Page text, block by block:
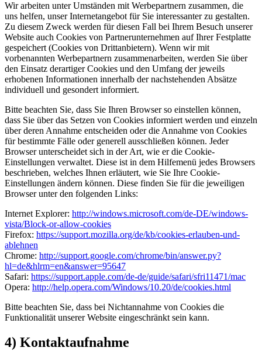
Wir arbeiten unter Umständen mit Werbepartnern zusammen, die
uns helfen, unser Internetangebot für Sie interessanter zu gestalten.
Zu diesem Zweck werden für diesen Fall bei Ihrem Besuch unserer
Website auch Cookies von Partnerunternehmen auf Ihrer Festplatte
gespeichert (Cookies von Drittanbietern). Wenn wir mit
vorbenannten Werbepartnern zusammenarbeiten, werden Sie über
den Einsatz derartiger Cookies und den Umfang der jeweils
erhobenen Informationen innerhalb der nachstehenden Absätze
individuell und gesondert informiert.
Bitte beachten Sie, dass Sie Ihren Browser so einstellen können,
dass Sie über das Setzen von Cookies informiert werden und einzeln
über deren Annahme entscheiden oder die Annahme von Cookies
für bestimmte Fälle oder generell ausschließen können. Jeder
Browser unterscheidet sich in der Art, wie er die Cookie-
Einstellungen verwaltet. Diese ist in dem Hilfemenü jedes Browsers
beschrieben, welches Ihnen erläutert, wie Sie Ihre Cookie-
Einstellungen ändern können. Diese finden Sie für die jeweiligen
Browser unter den folgenden Links:
Internet Explorer: http://windows.microsoft.com/de-DE/windows-
vista/Block-or-allow-cookies
Firefox: https://support.mozilla.org/de/kb/cookies-erlauben-und-
ablehnen
Chrome: http://support.google.com/chrome/bin/answer.py?
hl=de&hlrm=en&answer=95647
Safari: https://support.apple.com/de-de/guide/safari/sfri11471/mac
Opera: http://help.opera.com/Windows/10.20/de/cookies.html
Bitte beachten Sie, dass bei Nichtannahme von Cookies die
Funktionalität unserer Website eingeschränkt sein kann.
4) Kontaktaufnahme